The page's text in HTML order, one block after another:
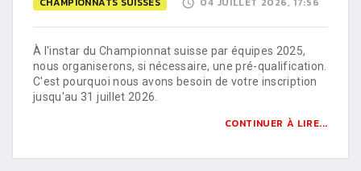
À l'instar du Championnat suisse par équipes 2025,
nous organiserons, si nécessaire, une pré-qualification.
C'est pourquoi nous avons besoin de votre inscription
jusqu'au 31 juillet 2026.
CONTINUER À LIRE...